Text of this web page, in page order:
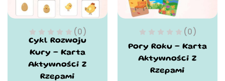
(0)
Cykl Rozwoju
Kury – Karta
Aktywności Z
Rzepami
(0)
Pory Roku – Karta
Aktywności Z
Rzepami